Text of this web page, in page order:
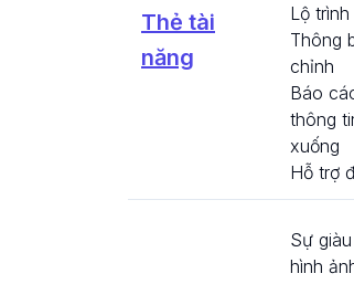
Thẻ tài
năng
Lộ
Thông
chỉnh
Báo
thông
xuống
Hỗ trợ
Sự
hình